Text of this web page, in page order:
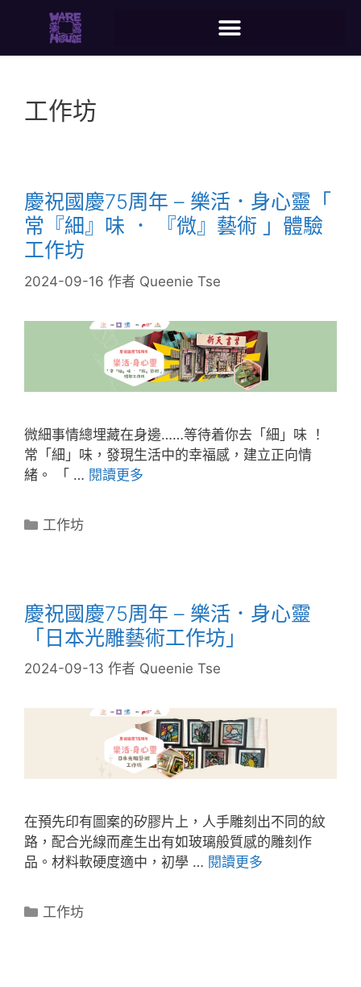
工作坊
慶祝國慶75周年 – 樂活．身心靈「
常『細』味 ． 『微』藝術 」體驗
工作坊
2024-09-16 作者 Queenie Tse
微細事情總埋藏在身邊……等待着你去「細」味 ！
常「細」味，發現生活中的幸福感，建立正向情
緒。 「 … 閱讀更多
工作坊
慶祝國慶75周年 – 樂活．身心靈
「日本光雕藝術工作坊」
2024-09-13 作者 Queenie Tse
在預先印有圖案的矽膠片上，人手雕刻出不同的紋
路，配合光線而產生出有如玻璃般質感的雕刻作
品。材料軟硬度適中，初學 … 閱讀更多
工作坊